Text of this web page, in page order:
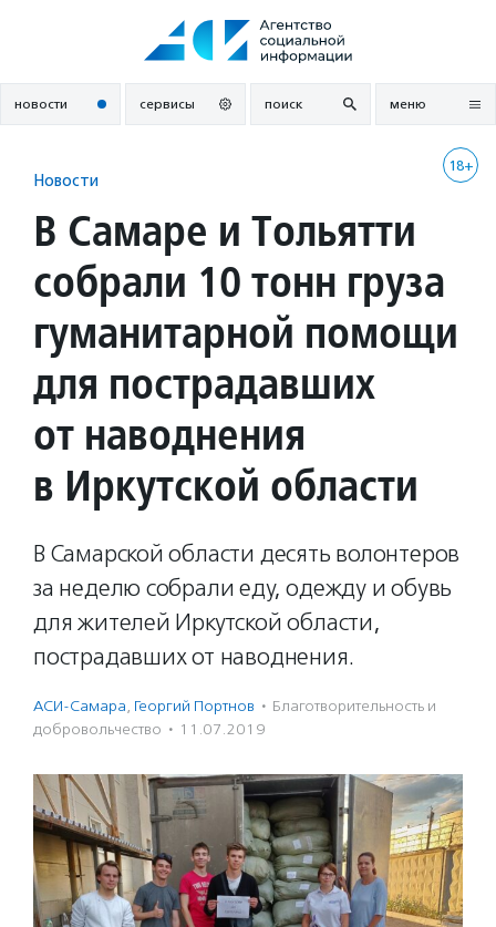
новости сервисы поиск меню
18+
Новости
В Самаре и Тольятти
собрали 10 тонн груза
гуманитарной помощи
для пострадавших
от наводнения
в Иркутской области
В Самарской области десять волонтеров
за неделю собрали еду, одежду и обувь
для жителей Иркутской области,
пострадавших от наводнения.
АСИ-Самара, Георгий Портнов · Благотвори­тель­ность и
доброволь­чест­во · 11.07.2019